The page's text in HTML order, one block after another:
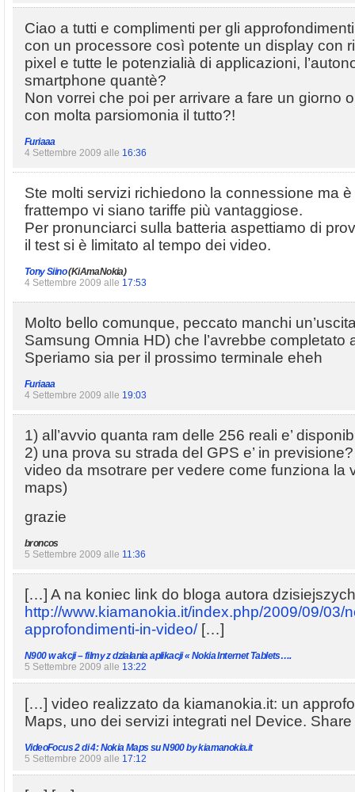
Ciao a tutti e complimenti per gli
con un processore così potente un display con
pixel e tutte le potenzialià di applicazioni,
smartphone quantè?
Non vorrei che poi per arrivare a fare un giorno
con molta parsiomonia il tutto?!
Furiaaa
4 Settembre 2009 alle 16:36
Ste molti servizi richiedono la connessione ma
frattempo vi siano tariffe più vantaggiose.
Per pronunciarci sulla batteria aspettiamo di
il test si è limitato al tempo dei video.
Tony Siino(KiAmaNokia)
4 Settembre 2009 alle 17:53
Molto bello comunque, peccato manchi
Samsung Omnia HD) che l’avrebbe
Speriamo sia per il prossimo terminale eheh
Furiaaa
4 Settembre 2009 alle 19:03
1) all’avvio quanta ram delle 256 reali e’
2) una prova su strada del GPS e’ in
video da msotrare per vedere come funziona la
maps)
grazie
broncos
5 Settembre 2009 alle 11:36
[…] A na koniec link do bloga autora
http://www.kiamanokia.it/index.php/2009/09/03/
approfondimenti-in-video/[…]
N900 w akcji – filmy z działania aplikacji « Nokia Internet Tablets….
5 Settembre 2009 alle 13:22
[…] video realizzato da kiamanokia.it: un
Maps, uno dei servizi integrati nel Device.
VideoFocus 2 di 4: Nokia Maps su N900 by kiamanokia.it
5 Settembre 2009 alle 17:12